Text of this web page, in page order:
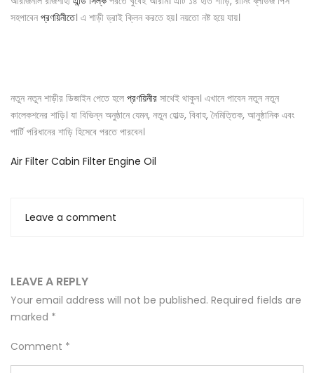
সহপাবেন প্রণয়িনীতে। এ শাড়ী ড্রাই ক্লিন করতে হয়। নয়তো নষ্ট হয়ে যায়।
নতুন নতুন শাড়ীর ডিজাইন পেতে হলে প্রণয়িনীর সাথেই থাকুন। এখানে পাবেন নতুন নতুন
কালেকশনের শাড়ি। যা বিভিন্ন অনুষ্ঠানে যেমন, নতুন হোল্ড, বিবাহ, নৈমিত্তিক, আনুষ্ঠানিক এবং
পার্টি পরিধানের শাড়ি হিসেবে পরতে পারবেন।
Air Filter Cabin Filter Engine Oil
Leave a comment
LEAVE A REPLY
Your email address will not be published. Required fields are
marked *
Comment *